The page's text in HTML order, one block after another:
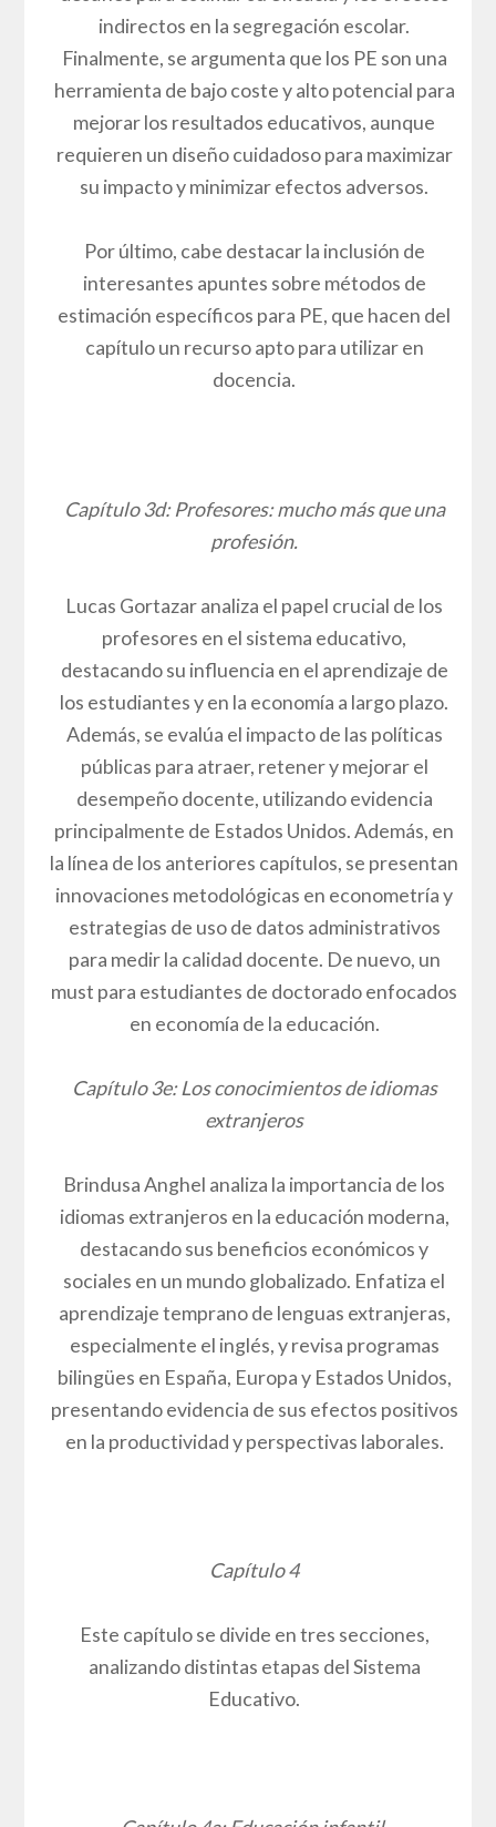
indirectos en la segregación escolar.
Finalmente, se argumenta que los PE son una
herramienta de bajo coste y alto potencial para
mejorar los resultados educativos, aunque
requieren un diseño cuidadoso para maximizar
su impacto y minimizar efectos adversos.
Por último, cabe destacar la inclusión de
interesantes apuntes sobre métodos de
estimación específicos para PE, que hacen del
capítulo un recurso apto para utilizar en
docencia.
Capítulo 3d: Profesores: mucho más que una
profesión.
Lucas Gortazar analiza el papel crucial de los
profesores en el sistema educativo,
destacando su influencia en el aprendizaje de
los estudiantes y en la economía a largo plazo.
Además, se evalúa el impacto de las políticas
públicas para atraer, retener y mejorar el
desempeño docente, utilizando evidencia
principalmente de Estados Unidos. Además, en
la línea de los anteriores capítulos, se presentan
innovaciones metodológicas en econometría y
estrategias de uso de datos administrativos
para medir la calidad docente. De nuevo, un
must para estudiantes de doctorado enfocados
en economía de la educación.
Capítulo 3e: Los conocimientos de idiomas
extranjeros
Brindusa Anghel analiza la importancia de los
idiomas extranjeros en la educación moderna,
destacando sus beneficios económicos y
sociales en un mundo globalizado. Enfatiza el
aprendizaje temprano de lenguas extranjeras,
especialmente el inglés, y revisa programas
bilingües en España, Europa y Estados Unidos,
presentando evidencia de sus efectos positivos
en la productividad y perspectivas laborales.
Capítulo 4
Este capítulo se divide en tres secciones,
analizando distintas etapas del Sistema
Educativo.